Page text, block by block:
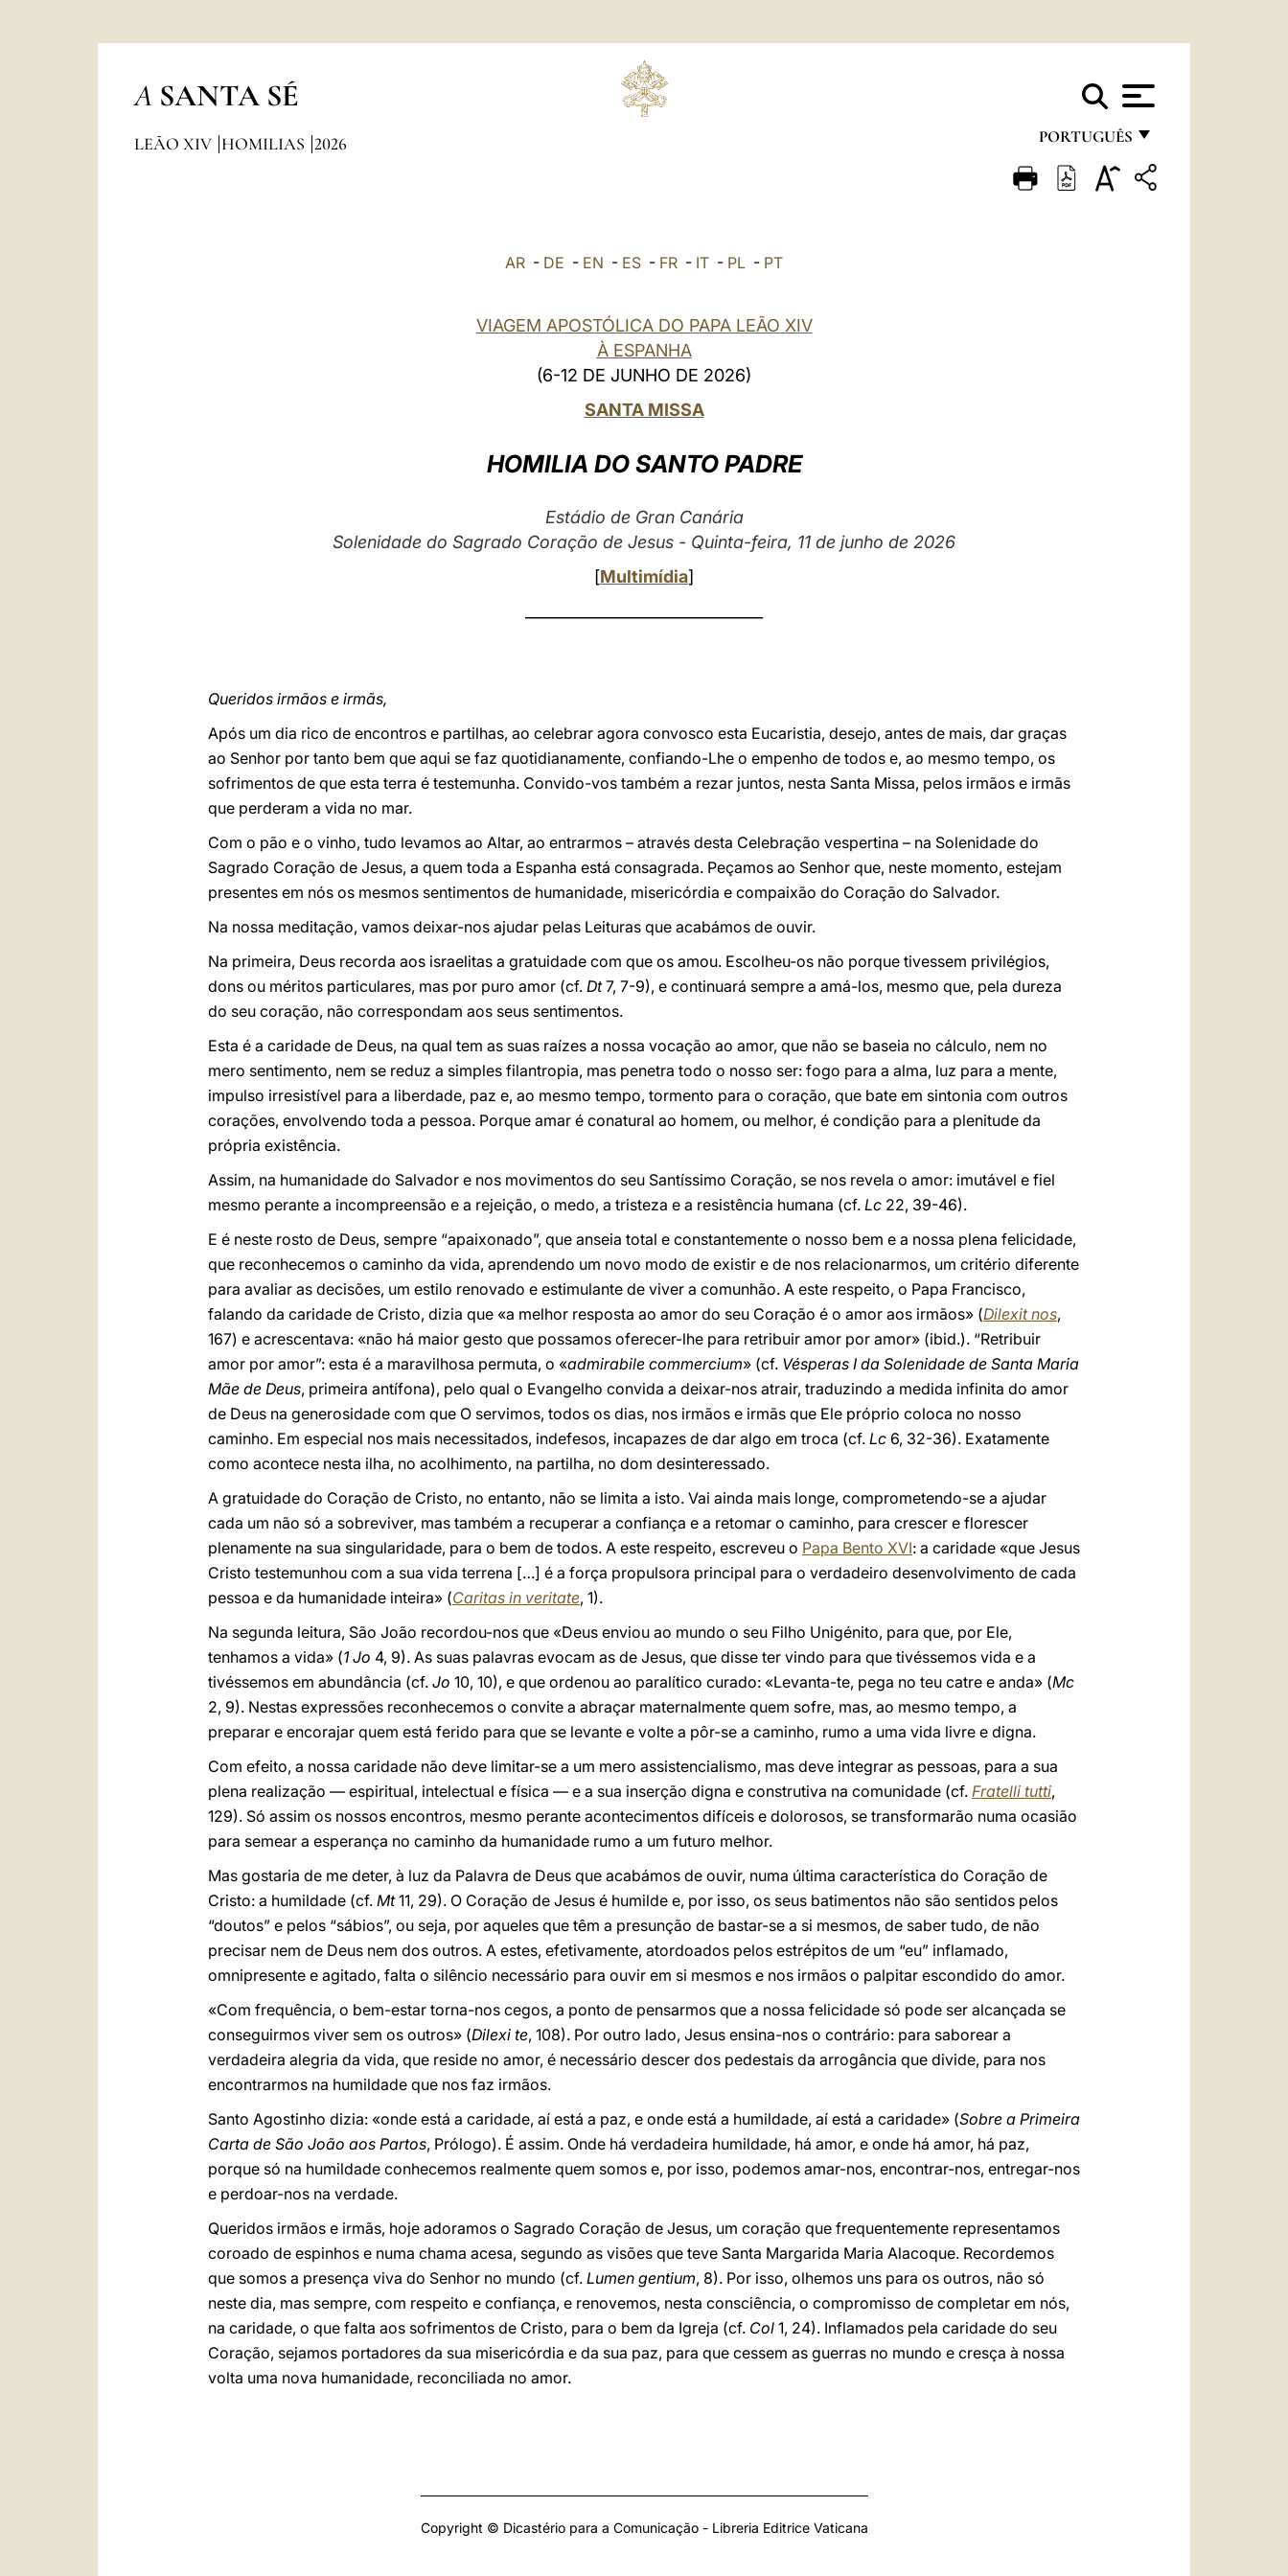
A SANTA SÉ
PORTUGUÊS
FRANÇAIS
LEÃO XIV HOMILIAS 2026
AR - DE - EN - ES - FR - IT - PL - PT
VIAGEM APOSTÓLICA DO PAPA LEÃO XIV
À ESPANHA
(6-12 DE JUNHO DE 2026)
SANTA MISSA
HOMILIA DO SANTO PADRE
Estádio de Gran Canária
Solenidade do Sagrado Coração de Jesus - Quinta-feira, 11 de junho de 2026
[Multimídia]
Queridos irmãos e irmãs,
Após um dia rico de encontros e partilhas, ao celebrar agora convosco esta Eucaristia, desejo, antes de mais, dar graças
ao Senhor por tanto bem que aqui se faz quotidianamente, confiando-Lhe o empenho de todos e, ao mesmo tempo, os
sofrimentos de que esta terra é testemunha. Convido-vos também a rezar juntos, nesta Santa Missa, pelos irmãos e irmãs
que perderam a vida no mar.
Com o pão e o vinho, tudo levamos ao Altar, ao entrarmos – através desta Celebração vespertina – na Solenidade do
Sagrado Coração de Jesus, a quem toda a Espanha está consagrada. Peçamos ao Senhor que, neste momento, estejam
presentes em nós os mesmos sentimentos de humanidade, misericórdia e compaixão do Coração do Salvador.
Na nossa meditação, vamos deixar-nos ajudar pelas Leituras que acabámos de ouvir.
Na primeira, Deus recorda aos israelitas a gratuidade com que os amou. Escolheu-os não porque tivessem privilégios,
dons ou méritos particulares, mas por puro amor (cf. Dt7, 7-9), e continuará sempre a amá-los, mesmo que, pela dureza
do seu coração, não correspondam aos seus sentimentos.
Esta é a caridade de Deus, na qual tem as suas raízes a nossa vocação ao amor, que não se baseia no cálculo, nem no
mero sentimento, nem se reduz a simples filantropia, mas penetra todo o nosso ser: fogo para a alma, luz para a mente,
impulso irresistível para a liberdade, paz e, ao mesmo tempo, tormento para o coração, que bate em sintonia com outros
corações, envolvendo toda a pessoa. Porque amar é conatural ao homem, ou melhor, é condição para a plenitude da
própria existência.
Assim, na humanidade do Salvador e nos movimentos do seu Santíssimo Coração, se nos revela o amor: imutável e fiel
mesmo perante a incompreensão e a rejeição, o medo, a tristeza e a resistência humana (cf. Lc 22, 39-46).
E é neste rosto de Deus, sempre “apaixonado”, que anseia total e constantemente o nosso bem e a nossa plena felicidade,
que reconhecemos o caminho da vida, aprendendo um novo modo de existir e de nos relacionarmos, um critério diferente
para avaliar as decisões, um estilo renovado e estimulante de viver a comunhão. A este respeito, o Papa Francisco,
falando da caridade de Cristo, dizia que «a melhor resposta ao amor do seu Coração é o amor aos irmãos» (Dilexit nos,
167) e acrescentava: «não há maior gesto que possamos oferecer-lhe para retribuir amor por amor» (ibid.). “Retribuir
amor por amor”: esta é a maravilhosa permuta, o «admirabile commercium» (cf. Vésperas I da Solenidade de Santa Maria
Mãe de Deus, primeira antífona), pelo qual o Evangelho convida a deixar-nos atrair, traduzindo a medida infinita do amor
de Deus na generosidade com que O servimos, todos os dias, nos irmãos e irmãs que Ele próprio coloca no nosso
caminho. Em especial nos mais necessitados, indefesos, incapazes de dar algo em troca (cf. Lc 6, 32-36). Exatamente
como acontece nesta ilha, no acolhimento, na partilha, no dom desinteressado.
A gratuidade do Coração de Cristo, no entanto, não se limita a isto. Vai ainda mais longe, comprometendo-se a ajudar
cada um não só a sobreviver, mas também a recuperar a confiança e a retomar o caminho, para crescer e florescer
plenamente na sua singularidade, para o bem de todos. A este respeito, escreveu o Papa Bento XVI: a caridade «que Jesus
Cristo testemunhou com a sua vida terrena […] é a força propulsora principal para o verdadeiro desenvolvimento de cada
pessoa e da humanidade inteira» (Caritas in veritate, 1).
Na segunda leitura, São João recordou-nos que «Deus enviou ao mundo o seu Filho Unigénito, para que, por Ele,
tenhamos a vida» (1 Jo 4, 9). As suas palavras evocam as de Jesus, que disse ter vindo para que tivéssemos vida e a
tivéssemos em abundância (cf. Jo 10, 10), e que ordenou ao paralítico curado: «Levanta-te, pega no teu catre e anda» (Mc
2, 9). Nestas expressões reconhecemos o convite a abraçar maternalmente quem sofre, mas, ao mesmo tempo, a
preparar e encorajar quem está ferido para que se levante e volte a pôr-se a caminho, rumo a uma vida livre e digna.
Com efeito, a nossa caridade não deve limitar-se a um mero assistencialismo, mas deve integrar as pessoas, para a sua
plena realização — espiritual, intelectual e física — e a sua inserção digna e construtiva na comunidade (cf. Fratelli tutti,
129). Só assim os nossos encontros, mesmo perante acontecimentos difíceis e dolorosos, se transformarão numa ocasião
para semear a esperança no caminho da humanidade rumo a um futuro melhor.
Mas gostaria de me deter, à luz da Palavra de Deus que acabámos de ouvir, numa última característica do Coração de
Cristo: a humildade (cf. Mt11, 29). O Coração de Jesus é humilde e, por isso, os seus batimentos não são sentidos pelos
“doutos” e pelos “sábios”, ou seja, por aqueles que têm a presunção de bastar-se a si mesmos, de saber tudo, de não
precisar nem de Deus nem dos outros. A estes, efetivamente, atordoados pelos estrépitos de um “eu” inflamado,
omnipresente e agitado, falta o silêncio necessário para ouvir em si mesmos e nos irmãos o palpitar escondido do amor.
«Com frequência, o bem-estar torna-nos cegos, a ponto de pensarmos que a nossa felicidade só pode ser alcançada se
conseguirmos viver sem os outros» (Dilexi te, 108). Por outro lado, Jesus ensina-nos o contrário: para saborear a
verdadeira alegria da vida, que reside no amor, é necessário descer dos pedestais da arrogância que divide, para nos
encontrarmos na humildade que nos faz irmãos.
Santo Agostinho dizia: «onde está a caridade, aí está a paz, e onde está a humildade, aí está a caridade» (Sobre a Primeira
Carta de São João aos Partos, Prólogo). É assim. Onde há verdadeira humildade, há amor, e onde há amor, há paz,
porque só na humildade conhecemos realmente quem somos e, por isso, podemos amar-nos, encontrar-nos, entregar-nos
e perdoar-nos na verdade.
Queridos irmãos e irmãs, hoje adoramos o Sagrado Coração de Jesus, um coração que frequentemente representamos
coroado de espinhos e numa chama acesa, segundo as visões que teve Santa Margarida Maria Alacoque. Recordemos
que somos a presença viva do Senhor no mundo (cf. Lumen gentium, 8). Por isso, olhemos uns para os outros, não só
neste dia, mas sempre, com respeito e confiança, e renovemos, nesta consciência, o compromisso de completar em nós,
na caridade, o que falta aos sofrimentos de Cristo, para o bem da Igreja (cf. Col 1, 24). Inflamados pela caridade do seu
Coração, sejamos portadores da sua misericórdia e da sua paz, para que cessem as guerras no mundo e cresça à nossa
volta uma nova humanidade, reconciliada no amor.
Copyright © Dicastério para a Comunicação - Libreria Editrice Vaticana